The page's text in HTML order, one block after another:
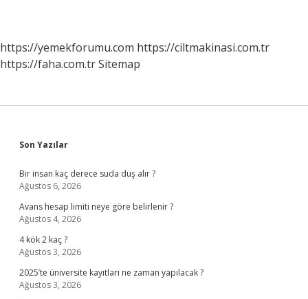
https://yemekforumu.com https://ciltmakinasi.com.tr
https://faha.com.trSitemap
Sidebar
Son Yazılar
Bir insan kaç derece suda duş alır ?
Ağustos 6, 2026
Avans hesap limiti neye göre belirlenir ?
Ağustos 4, 2026
4 kök 2 kaç ?
Ağustos 3, 2026
2025’te üniversite kayıtları ne zaman yapılacak ?
Ağustos 3, 2026